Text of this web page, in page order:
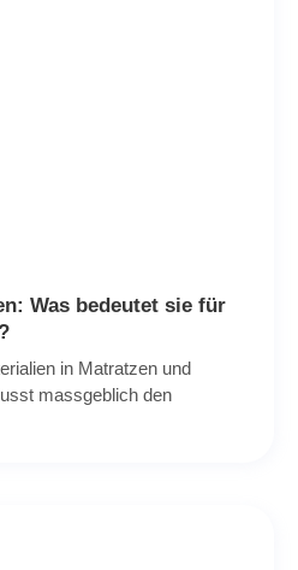
Was bedeutet sie für
in Matratzen und
massgeblich den